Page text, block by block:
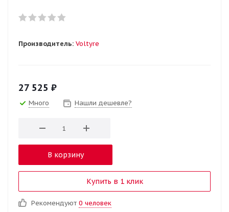
Производитель: Voltyre
27 525 ₽
Много Нашли дешевле?
В корзину
Купить в 1 клик
Рекомендуют 0 человек